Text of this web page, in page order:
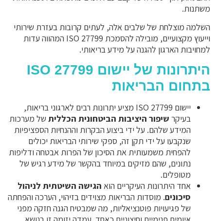
משתנות.
השלמה מוצלחת של שלבים אלה, לעתים קרובות בעזרת שירותי
וייעוץ מקצועיים, מובילה להסמכת ISO 27799 המהווה עדות
למחויבות הארגון להגנה על מידע בריאותי.
היתרונות של יישום ISO 27799
בתחום הבריאות
יישום ISO 27799 מציע יתרונות רבים לארגוני בריאות,
בעיקר שיפור היציבות הביטחונית הכללית של מערכות
המידע שלהם. על ידי ביצוע הבקרות וההנחיות הספציפיות
שנקבעו על ידי תקן זה, ספקי שירותי הבריאות יכולים
להפחית משמעותית את הסיכון של הפרות אבטחה ודליפות
נתונים, שהם מזיקים במיוחד בהקשר של מידע רגיש של
מטופלים.
אחד היתרונות העיקריים הוא הגישה השיטתית לניהול
סיכונים. מוסדות הבריאות מצוידים בזיהוי, הערכה והפחתה
של פגיעויות פוטנציאליות, מה שמבטיח הגנה חזקה מפני